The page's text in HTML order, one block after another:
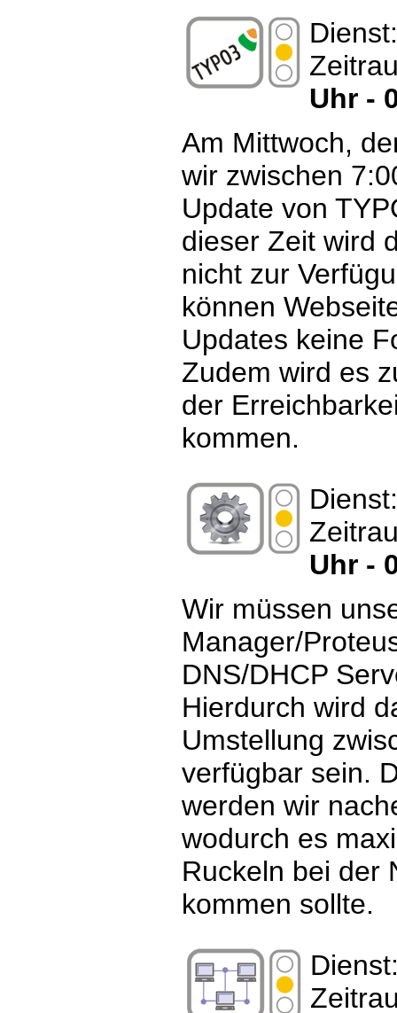
Uhr -
Am Mittwoch,
wir zwischen
Update von
dieser Zeit wird
nicht zur
können
Updates keine
Zudem wird es
der
kommen.
Uhr -
Wir müssen
Manager/
DNS/DHCP
Hierdurch wird
Umstellung
verfügbar sein.
werden wir
wodurch es
Ruckeln bei der
kommen sollte.